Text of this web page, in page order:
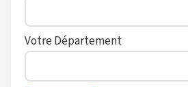
Votre Département